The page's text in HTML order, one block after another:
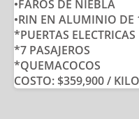
•FAROS DE NIEBLA
•RIN EN ALUMINIO DE
*PUERTAS ELECTRICAS
*7 PASAJEROS
*QUEMACOCOS
COSTO: $359,900 /